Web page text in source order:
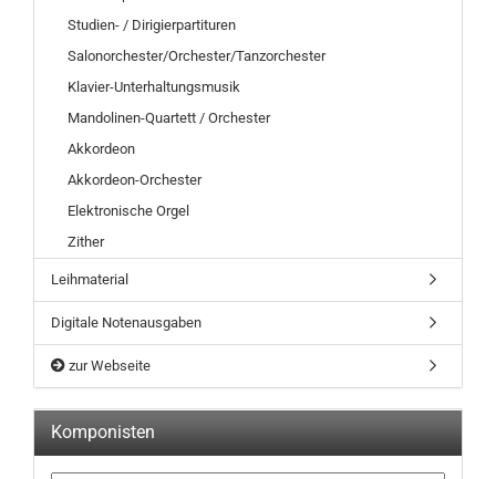
Studien- / Dirigierpartituren
Salonorchester/Orchester/Tanzorchester
Klavier-Unterhaltungsmusik
Mandolinen-Quartett / Orchester
Akkordeon
Akkordeon-Orchester
Elektronische Orgel
Zither
Leihmaterial
Digitale Notenausgaben
zur Webseite
Komponisten